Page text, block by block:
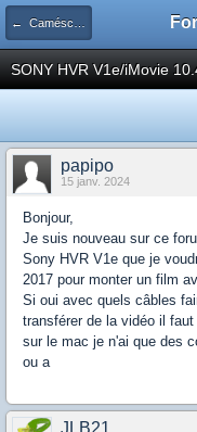
← Caméscopes
SONY HVR V1e/iMovie
papipo
15 janv. 2024
Bonjour,
Je suis nouveau sur ce
Sony HVR V1e que je
2017 pour monter un film
Si oui avec quels câbles
transférer de la vidéo il
sur le mac je n'ai que des
ou a
JLB21